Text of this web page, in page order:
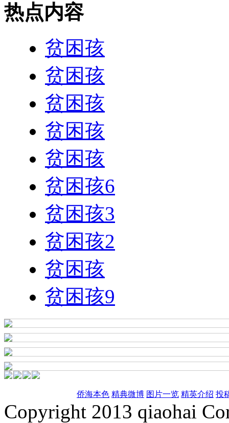
热点内容
贫困孩
贫困孩
贫困孩
贫困孩
贫困孩
贫困孩6
贫困孩3
贫困孩2
贫困孩
贫困孩9
侨海本色 精典微博 图片一览 精英介绍 投
Copyright 2013 qiaohai